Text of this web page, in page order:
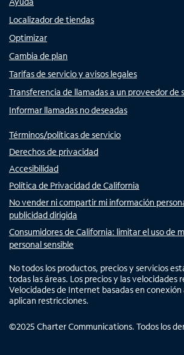
Localizador de tiendas
Optimizar
Cambia de plan
Tarifas de servicio y avisos legales
Transferencia de llamadas a un proveedor de
Informar llamadas no deseadas
Términos/políticas de servicio
Derechos de privacidad
Accesibilidad
Política de Privacidad de California
No vender ni compartir mi información
publicidad dirigida
Consumidores de California: limitar el uso de
personal sensible
No todos los productos, precios y servicios
todas las áreas. Los precios y las velocidades
Velocidades de Internet basadas en conexión
aplican restricciones.
©2025 Charter Communications. Todos los